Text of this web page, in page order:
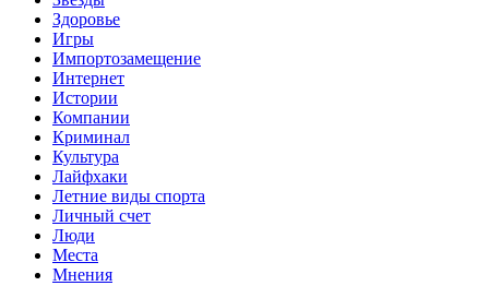
Здоровье
Игры
Импортозамещение
Интернет
Истории
Компании
Криминал
Культура
Лайфхаки
Летние виды спорта
Личный счет
Люди
Места
Мнения